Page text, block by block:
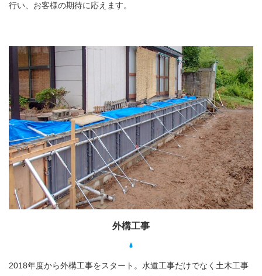
行い、お客様の期待に応えます。
外構工事
2018年度から外構工事をスタート。水道工事だけでなく土木工事